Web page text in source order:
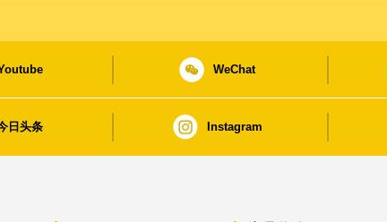
WeChat
日头条 Instagram